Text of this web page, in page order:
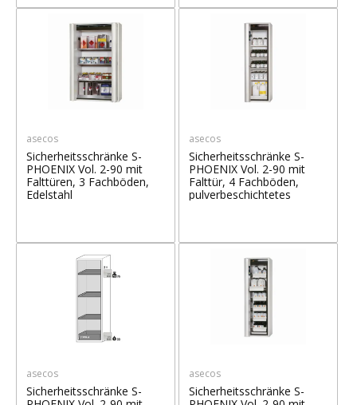
asecos
Sicherheitsschränke S-
PHOENIX Vol. 2-90 mit
Falttüren, 3 Fachböden,
Edelstahl
asecos
Sicherheitsschränke S-
PHOENIX Vol. 2-90 mit
Falttür, 4 Fachböden,
pulverbeschichtetes
asecos
Sicherheitsschränke S-
asecos
Sicherheitsschränke S-